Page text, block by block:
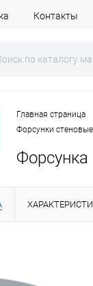
Контакты
Главная страница
Форсунки